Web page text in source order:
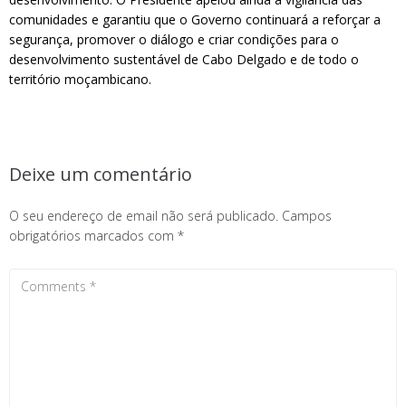
comunidades e garantiu que o Governo continuará a reforçar a
segurança, promover o diálogo e criar condições para o
desenvolvimento sustentável de Cabo Delgado e de todo o
território moçambicano.
Deixe um comentário
O seu endereço de email não será publicado. Campos
obrigatórios marcados com *